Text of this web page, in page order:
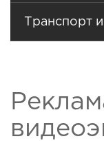
Транспорт